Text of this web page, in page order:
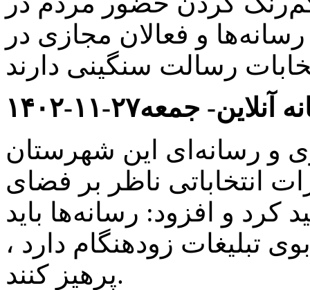
گفت: رسانه‌ها و فعالان مجازی در
آنلاین- جمعه۲۷-۱۱-۱۴۰۲
و رسانه‌ای این شهرستان
انتخاباتی ناظر بر فضای
کرد و افزود: رسانه‌ها باید
تبلیغات زودهنگام دارد ،
پرهیز کنند.